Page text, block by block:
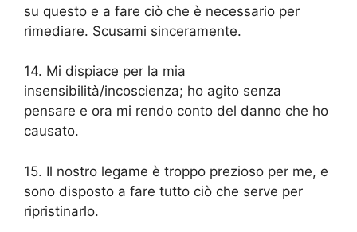
su questo e a fare ciò che è necessario per
rimediare. Scusami sinceramente.
14. Mi dispiace per la mia
insensibilità/incoscienza; ho agito senza
pensare e ora mi rendo conto del danno che ho
causato.
15. Il nostro legame è troppo prezioso per me, e
sono disposto a fare tutto ciò che serve per
ripristinarlo.